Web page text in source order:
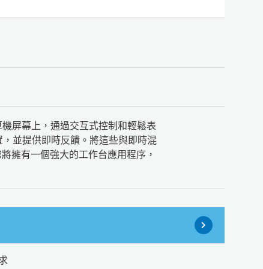
屏幕上，通過交互式控制和輕鬆表
並提供即時反饋。將這些與即時混
擁有一個強大的工作台應用程序，